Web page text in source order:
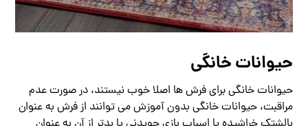
حیوانات خانگی
حیوانات خانگی برای فرش ها اصلا خوب نیستند، در صورت عدم
مراقبت، حیوانات خانگی بدون آموزش می توانند از فرش به عنوان